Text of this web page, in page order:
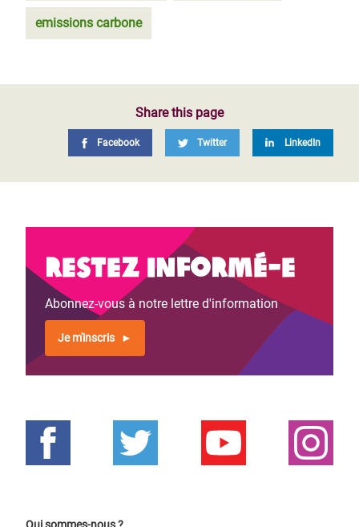
emissions carbone
Share this page
Facebook Twitter LinkedIn
Restez informé-e
Abonnez-vous à notre lettre d'information
Je m'inscris